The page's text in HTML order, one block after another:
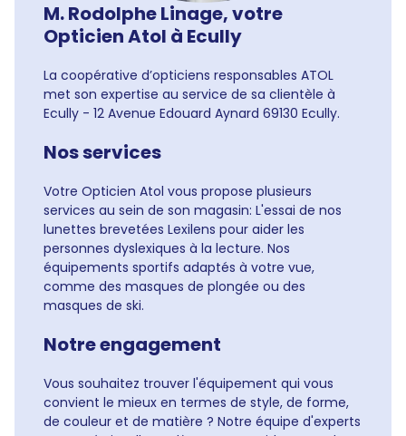
M. Rodolphe Linage, votre
Opticien Atol à Ecully
La coopérative d’opticiens responsables ATOL
met son expertise au service de sa clientèle à
Ecully - 12 Avenue Edouard Aynard 69130 Ecully.
Nos services
Votre Opticien Atol vous propose plusieurs
services au sein de son magasin: L'essai de nos
lunettes brevetées Lexilens pour aider les
personnes dyslexiques à la lecture. Nos
équipements sportifs adaptés à votre vue,
comme des masques de plongée ou des
masques de ski.
Notre engagement
Vous souhaitez trouver l'équipement qui vous
convient le mieux en termes de style, de forme,
de couleur et de matière ? Notre équipe d'experts